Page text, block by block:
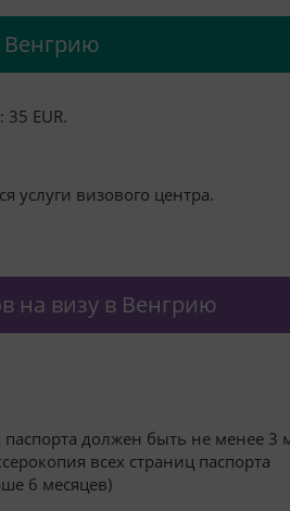
Венгрию
EUR.
услуги визового центра.
на визу в Венгрию
паспорта должен быть не менее
всех страниц паспорта
6 месяцев)